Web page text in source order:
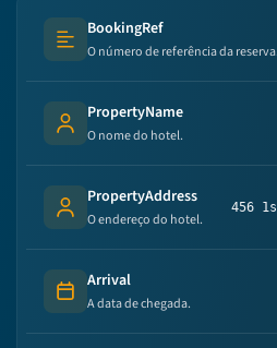
Text (multi-lines)
BookingRef
O número de referência da reserva.
Person's name
PropertyName
O nome do hotel.
Person's name
PropertyAddress
O endereço do hotel.
456
Date
Arrival
A data de chegada.